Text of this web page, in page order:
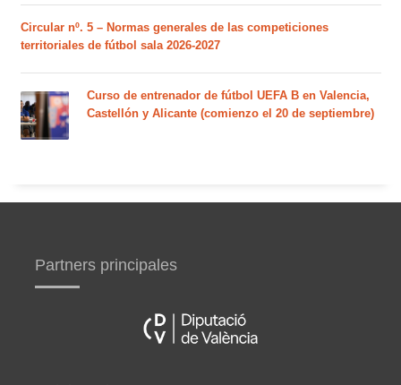
Circular nº. 5 – Normas generales de las competiciones
territoriales de fútbol sala 2026-2027
Curso de entrenador de fútbol UEFA B en Valencia,
Castellón y Alicante (comienzo el 20 de septiembre)
Partners principales